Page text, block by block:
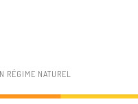
RÉGIME NATUREL